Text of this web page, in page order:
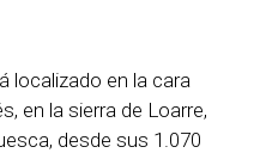
localizado en la cara
en la sierra de Loarre,
desde sus 1.070